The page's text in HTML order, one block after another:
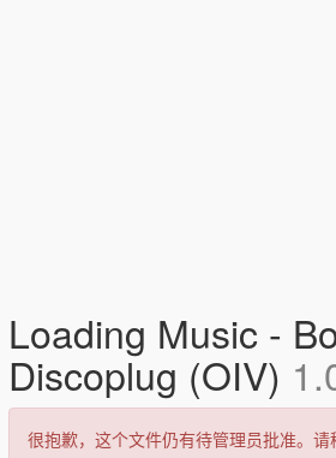
Loading Music -
Discoplug (OIV)
很抱歉，这个文件仍有待管理员批准。请